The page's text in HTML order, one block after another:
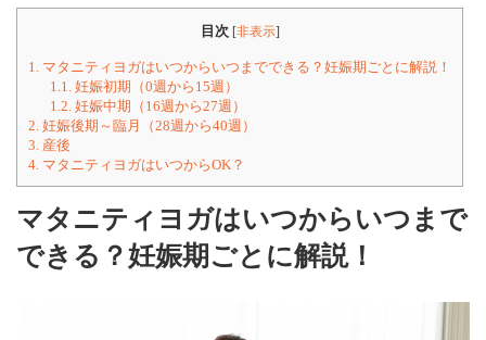
目次 [非表示]
1. マタニティヨガはいつからいつまでできる？妊娠期ごとに解説！
1.1.妊娠初期（0週から15週）
1.2.妊娠中期（16週から27週）
2. 妊娠後期～臨月（28週から40週）
3. 産後
4. マタニティヨガはいつからOK？
マタニティヨガはいつからいつまで
できる？妊娠期ごとに解説！